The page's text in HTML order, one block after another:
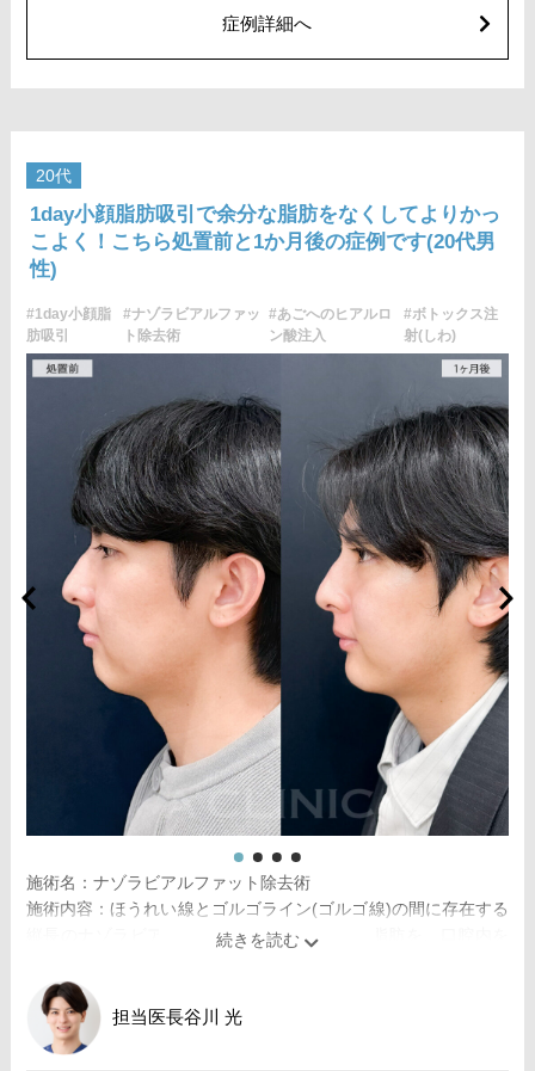
などが術後一時的に生じることがございます。また、稀に貧
血、細菌感染症、左右差、施術箇所の知覚鈍麻、へこみ、頬が
こける、たるみ、硬結、瘢痕化、色素沈着、脂肪塞栓などを生
オプション：笑気麻酔 3,300円(税込)
施術名：あごのヒアルロン酸注射
施術内容：あごの形やバランスを整えるために、ヒアルロン酸
を皮下に注入する施術です。あご先にボリュームを加えること
で、輪郭にメリハリを出し、Eライン（横顔のバランス）を整え
や、あごが引っ込んで見える方に適したプチ整形のひとつで
す。
施術時間：約10分程
リスク、副作用：施術後に腫れ、赤み、内出血、痛み、突っ張
り感などが生じることがありますが、通常は数日〜1週間程度で
徐々に軽快します。また、稀にアレルギー反応、細菌感染、血
管閉塞、しこり（硬化）や小さな結節が生じる可能性がありま
す。施術後1〜2週間程度は、注入部位を強く押したりマッサー
ジしたりすることはお控えください。
費用：レスチレン 54,800円(税込)
レスチレンリフト※横浜院限定 76,800円(税込)
ジュビダームビスタウルトラXC 109,800円(税込)
クレヴィエルコントア 109,800円(税込)
ボリューマ 131,800円(税込)
オプション：表面麻酔 3,300円(税込) 笑気麻酔 3,300円(税込)
施術名：1day小顔脂肪吸引
施術内容：脂肪を減らしたい箇所に合わせて目立ちにくい箇所
に2～3mmほどの切開を加え、カニューレと呼ばれる細い管を用
いて、脂肪細胞を直接吸引し、除去します。同時にAスレッド®
と呼ばれる溶ける繊維をお顔の目立たない部分から皮下へ挿入
し、皮膚を内側から引き上げて固定します。
施術時間：約30分程
リスク、副作用：赤み、熱感、痛み、しびれ、むくみ、内出
血、引き攣れ感などが術後一時的に生じることがございます。
また、稀に貧血、細菌感染症、左右差、施術箇所の知覚鈍麻、
ぼこつき、硬結、瘢痕化、色素沈着、脂肪塞栓、皮膚のよれ、
繊維の突出などを生じることがございます。
費用：通常価格 437,800円(税込)
顔の脂肪吸引箇所の追加 1ヶ所ごと+162,800円(税込)
症例詳細へ
20代
1day小顔脂肪吸引で余分な脂肪をなくしてよりかっ
こよく！こちら処置前と1か月後の症例です(20代男
性)
#1day小顔脂
肪吸引
#ナゾラビアルファッ
ト除去術
#あごへのヒアルロ
ン酸注入
#ボトックス注
射(しわ)
施術名：ナゾラビアルファット除去術
施術内容：ほうれい線とゴルゴライン(ゴルゴ線)の間に存在する
縦長のナゾラビアルファットと呼ばれる皮下脂肪を、口腔内を
る糸で縫合します。口腔内から脂肪を取り除くため、傷跡はお
顔の表面にはできません。ほうれい線のシワを改善・予防する
効果が期待できます。
担当医長谷川 光